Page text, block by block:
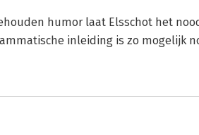
humor laat Elsschot het
inleiding is zo mogelijk